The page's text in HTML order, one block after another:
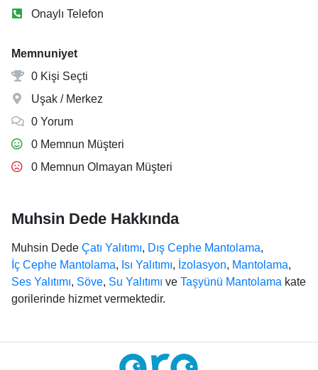
Onaylı Telefon
Memnuniyet
0 Kişi Seçti
Uşak / Merkez
0 Yorum
0 Memnun Müşteri
0 Memnun Olmayan Müşteri
Muhsin Dede Hakkında
Muhsin Dede Çatı Yalıtımı, Dış Cephe Mantolama,
İç Cephe Mantolama, Isı Yalıtımı, İzolasyon, Mantolama,
Ses Yalıtımı, Söve, Su Yalıtımı ve Taşyünü Mantolama kate
gorilerinde hizmet vermektedir.